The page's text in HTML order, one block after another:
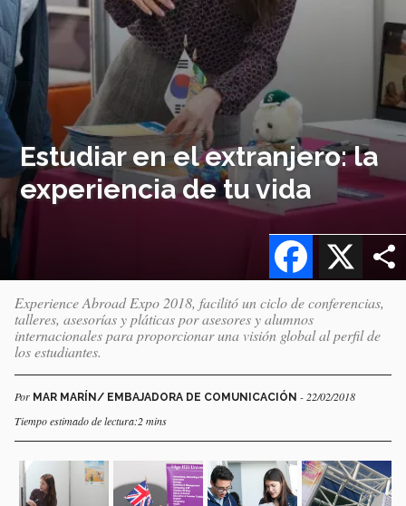
Estudiar en el extranjero: la
experiencia de tu vida
X
Facebook
Experience Abroad Expo 2018, facilitó un ciclo de conferencias,
talleres, asesorías y pláticas por asesores y alumnos
internacionales para proporcionar una visión global al perfil de
los estudiantes.
Por MAR MARÍN/ EMBAJADORA DE COMUNICACIÓN - 22/02/2018
Tiempo estimado de lectura:2 mins